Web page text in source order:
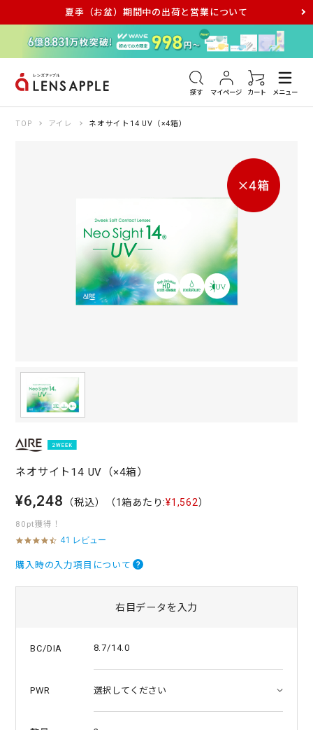
夏季（お盆）期間中の出荷と営業について
探す マイページ カート メニュー
アキュビュー メダリスト メガネ
TOP アイレ ネオサイト14 UV（×4箱）
ネオサイト14 UV（×4箱）
¥6,248 （税込） （1箱あたり:¥1,562）
80pt獲得！
4
3
t
t
41 レビュー
購入時の入力項目について
右目データを入力
BC/DIA 8.7/14.0
PWR